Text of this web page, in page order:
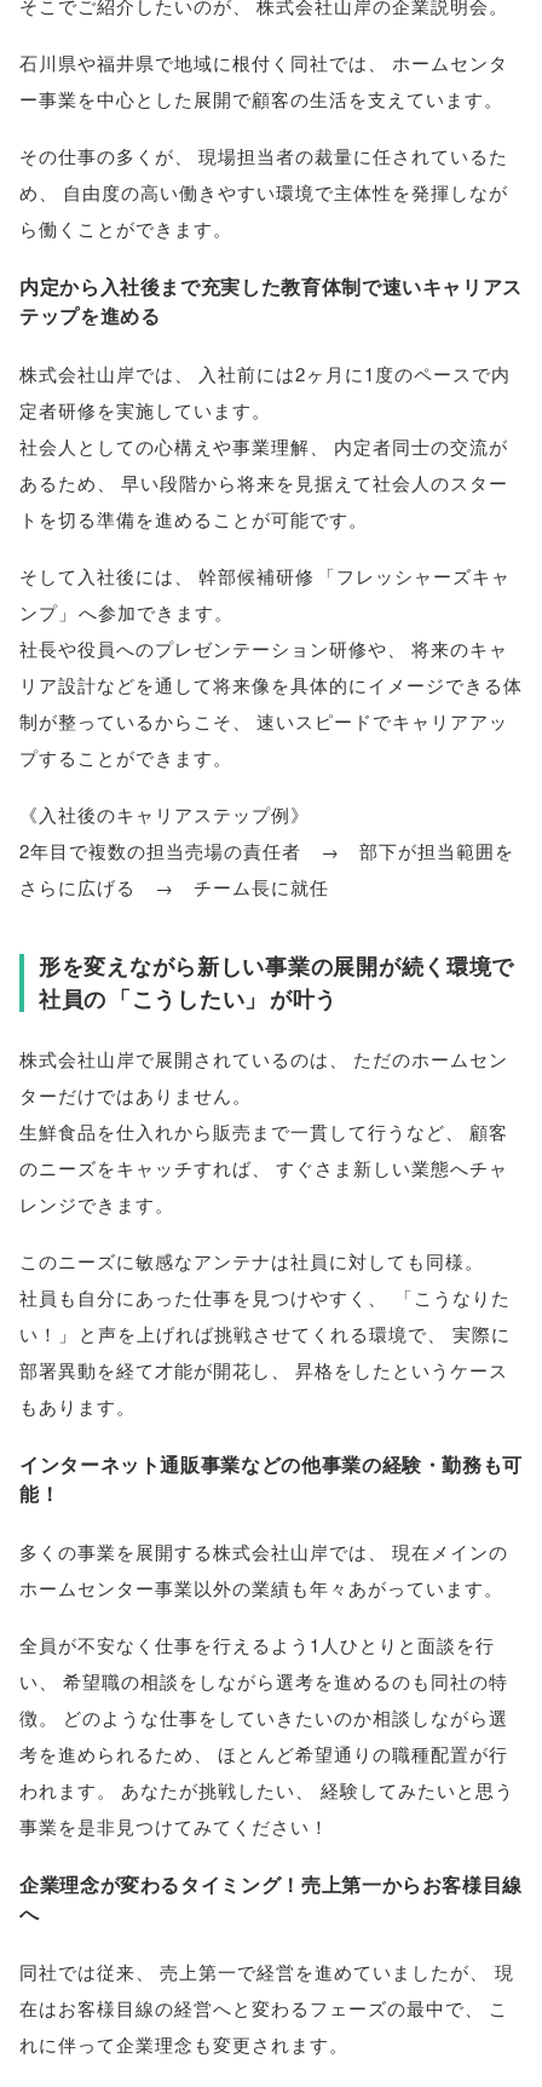
そこでご紹介したいのが 株式会社山岸の企業説明会。
石川県や福井県で地域に根付く同社では
ホームセンタ
ー事業を中心とした展開で顧客の生活を支えています。
その仕事の多くが
現場担当者の裁量に任されているた
め
自由度の高い働きやすい環境で主体性を発揮しなが
ら働くことができます。
内定から入社後まで充実した教育体制で速いキャリアス
テップを進める
株式会社山岸では
入社前には2ヶ月に1度のペースで内
定者研修を実施しています。
社会人としての心構えや事業理解
内定者同士の交流が
あるため
早い段階から将来を見据えて社会人のスター
トを切る準備を進めることが可能です。
そして入社後には 幹部候補研修 「フレッシャーズキャ
ンプ」 へ参加できます。
社長や役員へのプレゼンテーション研修や
将来のキャ
リア設計などを通して将来像を具体的にイメージできる体
制が整っているからこそ
速いスピードでキャリアアッ
プすることができます。
《入社後のキャリアステップ例》
2年目で複数の担当売場の責任者 → 部下が担当範囲を
さらに広げる → チーム長に就任
形を変えながら新しい事業の展開が続く環境で
社員の 「こうしたい 」 が叶う
株式会社山岸で展開されているのは、
ただのホームセン
ターだけではありません。
生鮮食品を仕入れから販売まで一貫して行うなど、
顧客
のニーズをキャッチすれば、
すぐさま新しい業態へチャ
レンジできます。
このニーズに敏感なアンテナは社員に対しても同様。
社員も自分にあった仕事を見つけやすく 、 「こうなりた
い！ 」 と声を上げれば挑戦させてくれる環境で、
実際に
部署異動を経て才能が開花し 、
昇格をしたというケース
もあります。
インターネット通販事業などの他事業の経験・勤務も可
能！
多くの事業を展開する株式会社山岸では、
現在メインの
ホームセンター事業以外の業績も年々あがっています。
全員が不安なく仕事を行えるよう1人ひとりと面談を行
い、
希望職の相談をしながら選考を進めるのも同社の特
徴。
どのような仕事をしていきたいのか相談しながら選
考を進められるため、
ほとんど希望通りの職種配置が行
われます。 あなたが挑戦したい、
経験してみたいと思う
事業を是非見つけてみてください！
企業理念が変わるタイミング！売上第一からお客様目線
へ
同社では従来 売上第一で経営を進めていましたが
現
在はお客様目線の経営へと変わるフェーズの最中で
こ
れに伴って企業理念も変更されます。